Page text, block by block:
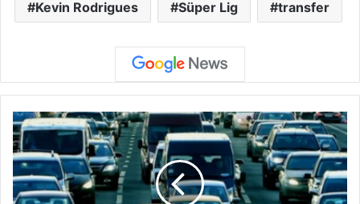
Kevin Rodrigues Süper Lig transfer
B
a
g
j